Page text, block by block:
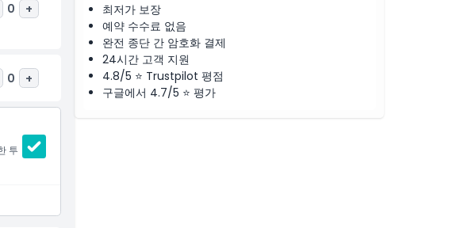
0 +
0 +
투
최저가 보장
예약 수수료 없음
완전 종단 간 암호화 결제
24시간 고객 지원
4.8/5 ⭐ Trustpilot 평점
구글에서 4.7/5 ⭐ 평가